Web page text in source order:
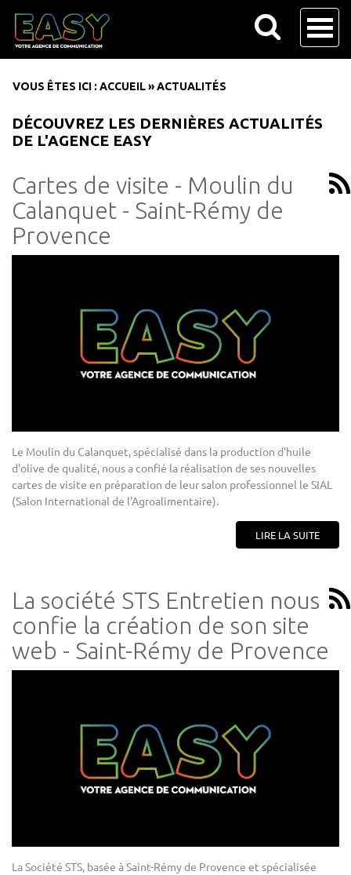
VOUS ÊTES ICI : ACCUEIL»ACTUALITÉS
DÉCOUVREZ LES DERNIÈRES ACTUALITÉS
DE L'AGENCE EASY
Cartes de visite - Moulin du
Calanquet - Saint-Rémy de
Provence
Le Moulin du Calanquet, spécialisé dans la production d'huile
d'olive de qualité, nous a confié la réalisation de ses nouvelles
cartes de visite en préparation de leur salon professionnel le SIAL
(Salon International de l'Agroalimentaire).
LIRE LA SUITE
La société STS Entretien nous
confie la création de son site
web - Saint-Rémy de Provence
La Société STS, basée à Saint-Rémy de Provence et spécialisée